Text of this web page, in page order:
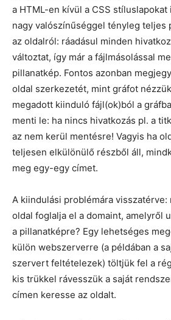
a HTML-en kívül a CSS
nagy valószínűséggel tényleg teljes
az oldalról: ráadásul minden
változtat, így már a fájlmásolással
pillanatkép. Fontos azonban
oldal szerkezetét, mint gráfot
megadott kiinduló fájl(ok)ból a
menti le: ha nincs hivatkozás pl. a
az nem kerül mentésre! Vagyis ha
teljesen elkülönülő részből áll,
meg egy-egy címet.
A kiindulási problémára visszatérve:
oldal foglalja el a domaint, amelyről
a pillanatképre? Egy lehetséges
külön webszerverre (a példában a
szervert feltételezek) töltjük fel a
kis trükkel rávesszük a saját
címen keresse az oldalt.